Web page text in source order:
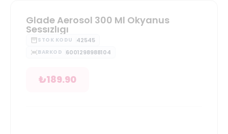
Glade Aerosol 300 Ml Okyanus
Sessızlıgı
STOK KODU 42545
BARKOD 6001298988104
₺189.90